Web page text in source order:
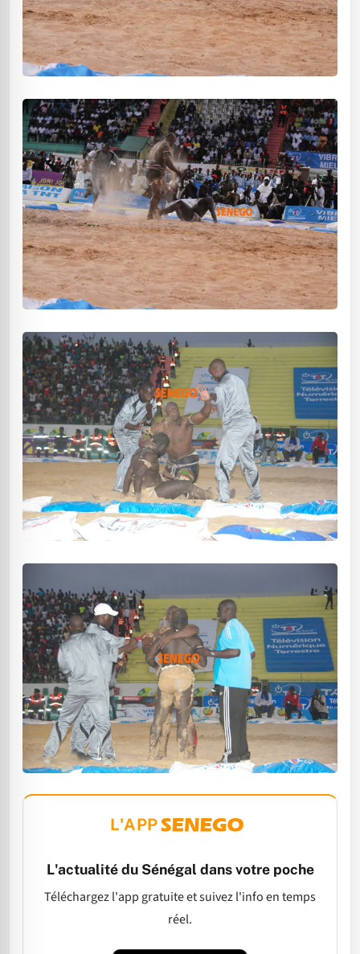
L'APP
L'actualité du Sénégal dans votre poche
Téléchargez l'app gratuite et suivez l'info en temps
réel.